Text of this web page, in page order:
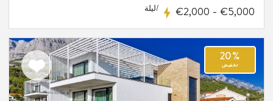
€2,000 - €5,000 /ليلة
اضف
الى
المفضلة